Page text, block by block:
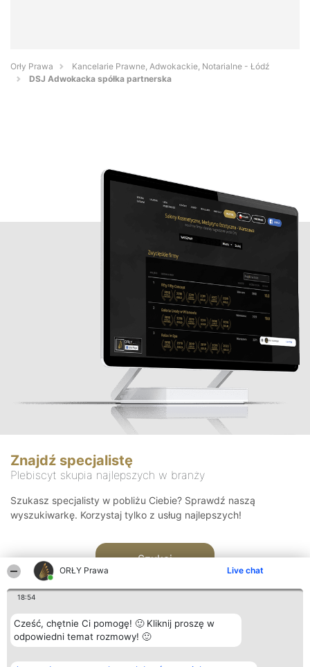
ORŁY Prawa Live chat
18:54
Cześć, chętnie Ci pomogę! 🙂 Kliknij proszę w
odpowiedni temat rozmowy! 🙂
Orły Prawa
Kancelarie Prawne, Adwokackie, Notarialne - Łódź
DSJ Adwokacka spółka partnerska
Znajdź specjalistę
Plebiscyt skupia najlepszych w branży
Szukasz specjalisty w pobliżu Ciebie? Sprawdź naszą
wyszukiwarkę. Korzystaj tylko z usług najlepszych!
Szukaj
Organizator plebiscytu Plebiscyt Kontakt